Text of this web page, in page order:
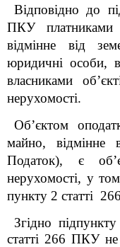
Відповідно до
ПКУ платниками
відмінне від
юридичні особи,
власниками
нерухомості.
Об’єктом
майно, відмінне
Податок), є
нерухомості, у
пункту 2 статті
Згідно
статті 266ПКУ